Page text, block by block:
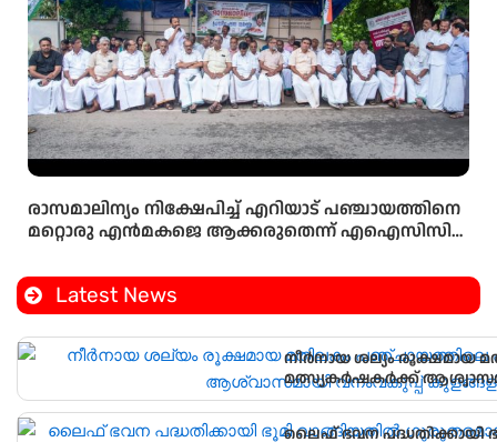
രാസമാലിന്യം നിക്ഷേപിച്ച് എറിയാട് പഞ്ചായത്തിനെ
മറ്റൊരു എൻമകജെ ആക്കരുതെന്ന് എഐസിസി
Latest News
നീർനായ ശല്യം രൂക്ഷമായ
മത്സ്യകർഷകർക്ക്
സ്ഥാപിച്ചു.
ലൈഫ് ഭവന പദ്ധതിക്കായി